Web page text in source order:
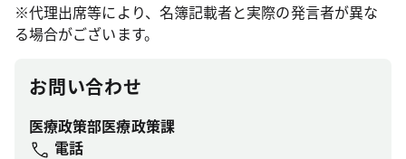
※代理出席等により、名簿記載者と実際の発言者が異な
る場合がございます。
お問い合わせ
医療政策部医療政策課
電話